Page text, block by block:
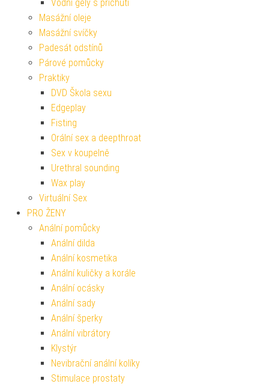
Vodní gely s příchutí
Masážní oleje
Masážní svíčky
Padesát odstínů
Párové pomůcky
Praktiky
DVD Škola sexu
Edgeplay
Fisting
Orální sex a deepthroat
Sex v koupelně
Urethral sounding
Wax play
Virtuální Sex
PRO ŽENY
Anální pomůcky
Anální dilda
Anální kosmetika
Anální kuličky a korále
Anální ocásky
Anální sady
Anální šperky
Anální vibrátory
Klystýr
Nevibrační anální kolíky
Stimulace prostaty